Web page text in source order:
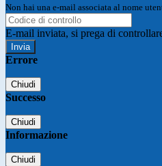
Non hai una e-mail associata al nome
E-mail inviata, si prega di
Errore
Chiudi
Successo
Chiudi
Informazione
Chiudi